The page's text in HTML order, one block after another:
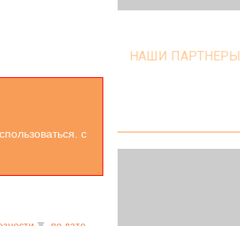
с
НАШИ ПАРТНЕРЫ